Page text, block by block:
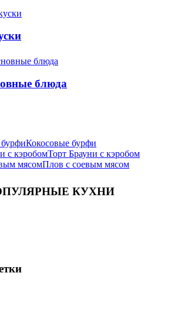
блюда
Кокосовые бурфи
Торт Брауни с кэробом
Плов с соевым мясом
КУХНИ